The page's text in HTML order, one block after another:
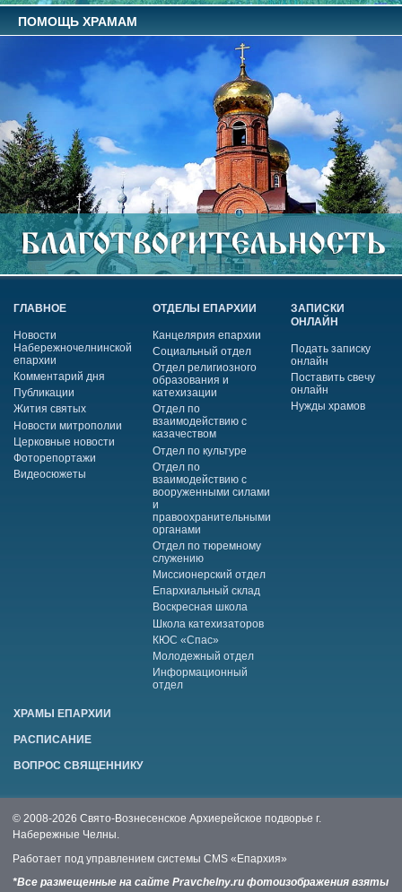
ПОМОЩЬ ХРАМАМ
ГЛАВНОЕ
Новости
Набережночелнинской
епархии
Комментарий дня
Публикации
Жития святых
Новости митрополии
Церковные новости
Фоторепортажи
Видеосюжеты
ОТДЕЛЫ ЕПАРХИИ
Канцелярия епархии
Социальный отдел
Отдел религиозного
образования и
катехизации
Отдел по
взаимодействию с
казачеством
Отдел по культуре
Отдел по
взаимодействию с
вооруженными силами
и
правоохранительными
органами
Отдел по тюремному
служению
Миссионерский отдел
Епархиальный склад
Воскресная школа
Школа катехизаторов
КЮС «Спас»
Молодежный отдел
Информационный
отдел
ЗАПИСКИ
ОНЛАЙН
Подать записку
онлайн
Поставить свечу
онлайн
Нужды храмов
ХРАМЫ ЕПАРХИИ
РАСПИСАНИЕ
ВОПРОС СВЯЩЕННИКУ
© 2008-2026 Свято-Вознесенское Архиерейское подворье г.
Набережные Челны.
Работает под управлением системы CMS «Епархия»
*Все размещенные на сайте Pravchelny.ru фотоизображения взяты